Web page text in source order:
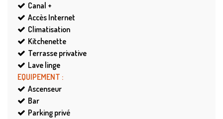
Canal +
Accès Internet
Climatisation
Kitchenette
Terrasse privative
Lave linge
EQUIPEMENT :
Ascenseur
Bar
Parking privé